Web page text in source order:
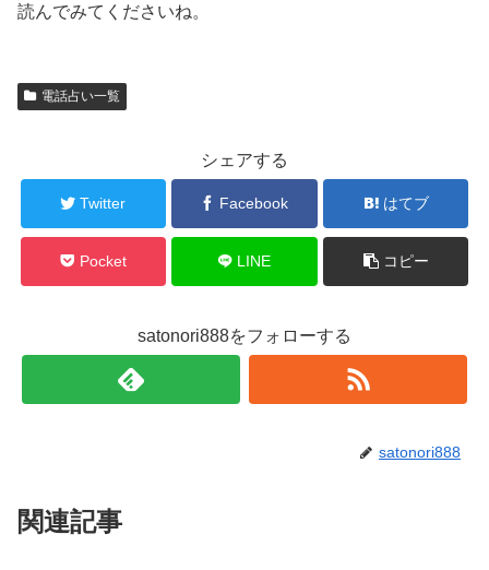
読んでみてくださいね。
電話占い一覧
シェアする
Twitter Facebook はてブ
Pocket LINE コピー
satonori888をフォローする
satonori888
関連記事